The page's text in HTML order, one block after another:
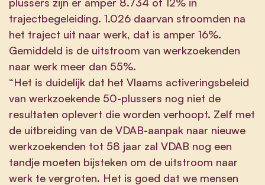
trajectbegeleiding. 1.026 daarvan stroomden na
het traject uit naar werk, dat is amper 16%.
Gemiddeld is de uitstroom van werkzoekenden
naar werk meer dan 55%.
“Het is duidelijk dat het Vlaams activeringsbeleid
van werkzoekende 50-plussers nog niet de
resultaten oplevert die worden verhoopt. Zelf met
de uitbreiding van de VDAB-aanpak naar nieuwe
werkzoekenden tot 58 jaar zal VDAB nog een
tandje moeten bijsteken om de uitstroom naar
werk te vergroten. Het is goed dat we mensen